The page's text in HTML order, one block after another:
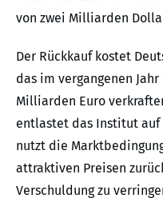
von zwei Milliarden
Der Rückkauf kostet
das im vergangenen
Milliarden Euro
entlastet das Institut auf
nutzt die
attraktiven Preisen
Verschuldung zu